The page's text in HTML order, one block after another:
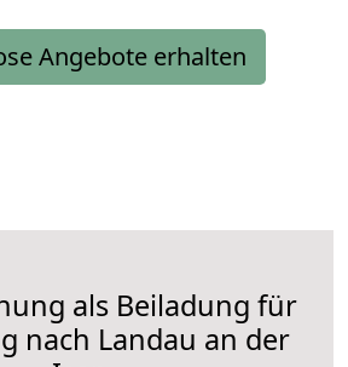
Angebote erhalten
als Beiladung für
nach Landau an der